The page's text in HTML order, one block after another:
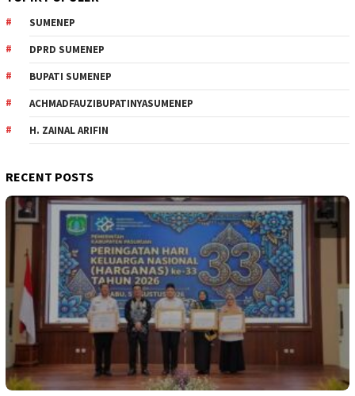
SUMENEP
DPRD SUMENEP
BUPATI SUMENEP
ACHMADFAUZIBUPATINYASUMENEP
H. ZAINAL ARIFIN
RECENT POSTS